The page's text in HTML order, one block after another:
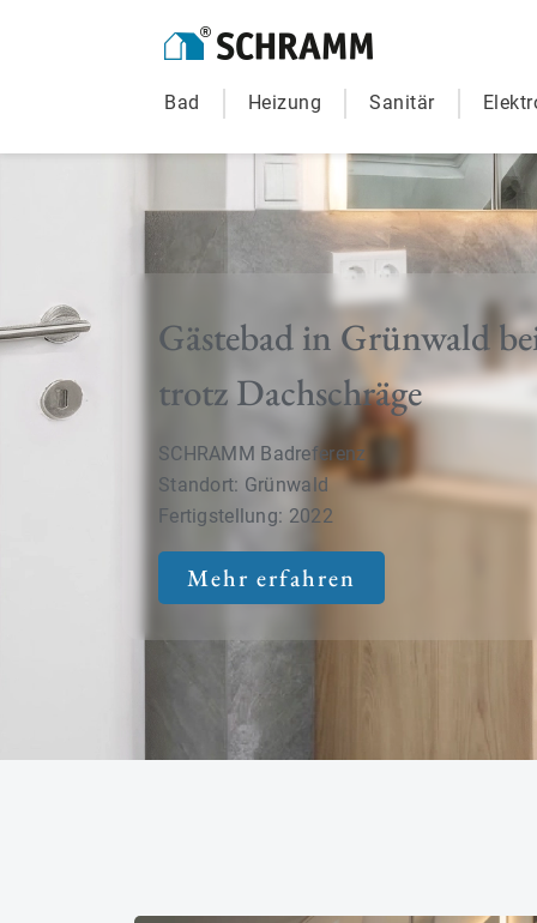
Bad Heizung Sanitär
Gästebad in Grünwald
trotz Dachschräge
SCHRAMM Badreferenz
Standort: Grünwald
Fertigstellung: 2022
Mehr erfahren